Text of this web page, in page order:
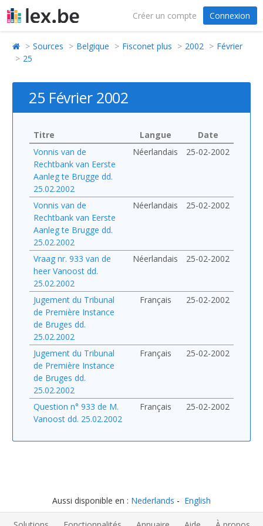
Créer un compte Connexion
Sources Belgique Fisconet plus 2002
Février
25
25 Février 2002
Titre Langue
Date
Vonnis van de
Rechtbank van Eerste
Aanleg te Brugge dd.
25.02.2002
Néerlandais 25-02-2002
Vonnis van de
Rechtbank van Eerste
Aanleg te Brugge dd.
25.02.2002
Néerlandais 25-02-2002
Vraag nr. 933 van de
heer Vanoost dd.
25.02.2002
Néerlandais 25-02-2002
Jugement du Tribunal
de Première Instance
de Bruges dd.
25.02.2002
Français 25-02-2002
Jugement du Tribunal
de Première Instance
de Bruges dd.
25.02.2002
Français 25-02-2002
Question n° 933 de M.
Vanoost dd. 25.02.2002
Français 25-02-2002
Aussi disponible en : Nederlands English